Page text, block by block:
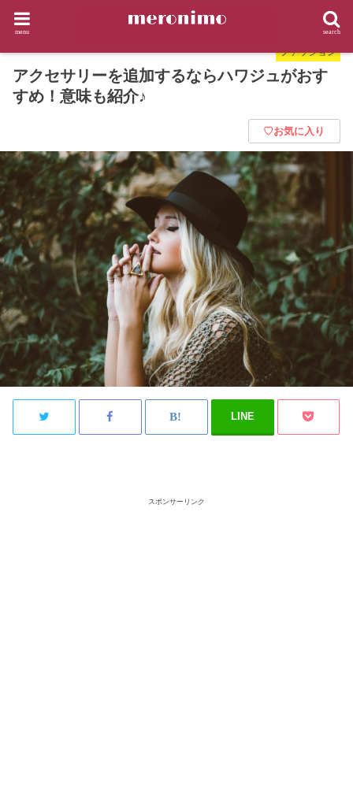
search
menu
HOME アクセサリーを追加するならハワジュがおすすめ！意味も紹介♪
ファッション
アクセサリーを追加するならハワジュがおす
すめ！意味も紹介♪
♡お気に入り
LINE
スポンサーリンク